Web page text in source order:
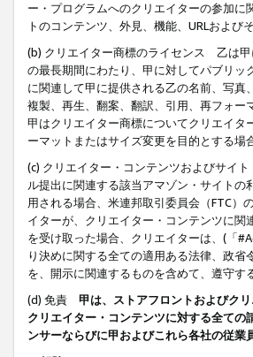
ー・プログラムへのクリエイターの参加
トのコンテンツ、外見、機能、URLおよ
(b) クリエイター商標のライセンス 乙は甲
の最長期間にわたり、甲に対してパブリ
に関連して甲に提供される乙の名前、写真
複製、再生、翻案、翻訳、引用、再フォ
甲はクリエイター商標についてクリエイ
ーマットまたはサイズ変更を目的とする場
(c) クリエイター・コンテンツおよびサイ
ル提出に関連する該当アマゾン・サイト
用される場合、米連邦取引委員会（FTC）
イターが、クリエイター・コンテンツに
を受け取った場合、クリエイターは、(「
り決めに関する全ての適用ある法律、政
を、開示に関連するものを含めて、遵守す
(d) 免責 甲は、ストアフロントおよびク
クリエイター・コンテンツに対する全て
ンサーならびに甲およびこれら各社の従